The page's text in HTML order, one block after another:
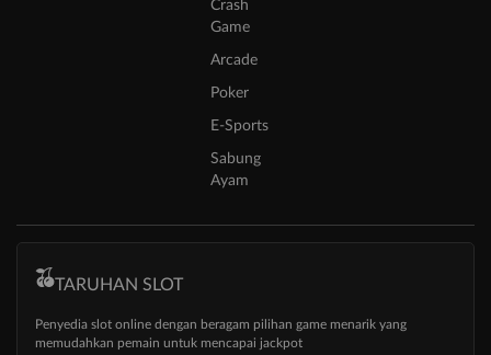
Crash
Game
Arcade
Poker
E-Sports
Sabung
Ayam
TARUHAN SLOT
Penyedia slot online dengan beragam pilihan game menarik yang
memudahkan pemain untuk mencapai jackpot